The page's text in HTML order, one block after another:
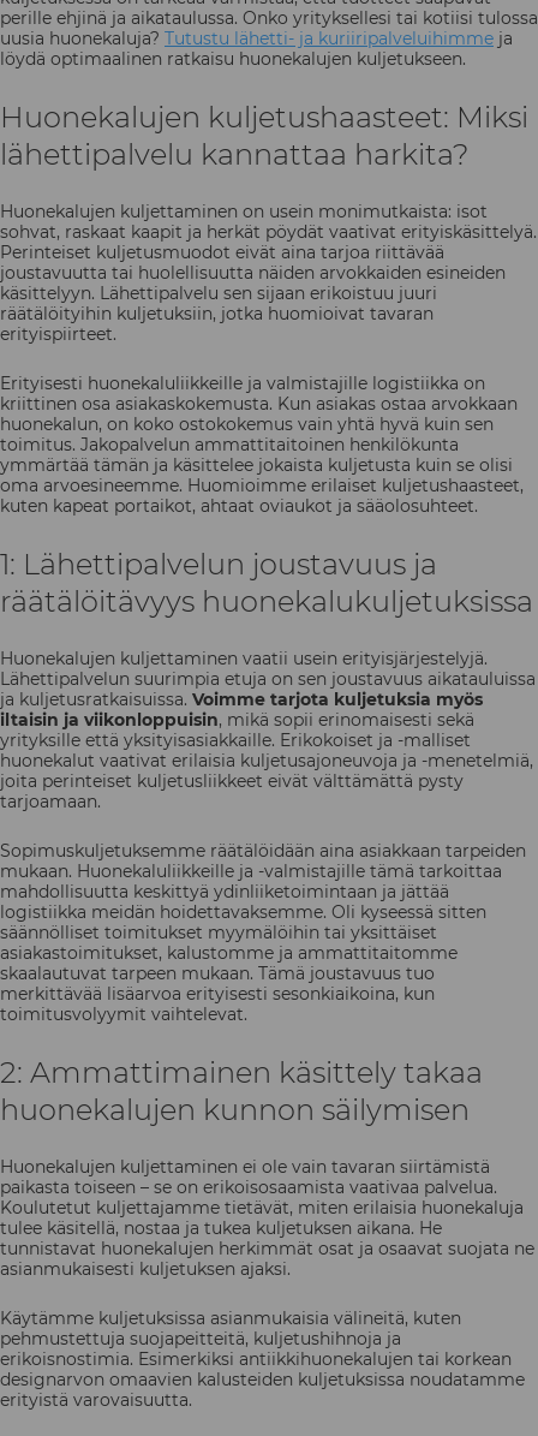
perille ehjinä ja aikataulussa. Onko yrityksellesi tai kotiisi tulossa
uusia huonekaluja? Tutustu lähetti- ja kuriiripalveluihimme ja
löydä optimaalinen ratkaisu huonekalujen kuljetukseen.
Huonekalujen kuljetushaasteet: Miksi
lähettipalvelu kannattaa harkita?
Huonekalujen kuljettaminen on usein monimutkaista: isot
sohvat, raskaat kaapit ja herkät pöydät vaativat erityiskäsittelyä.
Perinteiset kuljetusmuodot eivät aina tarjoa riittävää
joustavuutta tai huolellisuutta näiden arvokkaiden esineiden
käsittelyyn. Lähettipalvelu sen sijaan erikoistuu juuri
räätälöityihin kuljetuksiin, jotka huomioivat tavaran
erityispiirteet.
Erityisesti huonekaluliikkeille ja valmistajille logistiikka on
kriittinen osa asiakaskokemusta. Kun asiakas ostaa arvokkaan
huonekalun, on koko ostokokemus vain yhtä hyvä kuin sen
toimitus. Jakopalvelun ammattitaitoinen henkilökunta
ymmärtää tämän ja käsittelee jokaista kuljetusta kuin se olisi
oma arvoesineemme. Huomioimme erilaiset kuljetushaasteet,
kuten kapeat portaikot, ahtaat oviaukot ja sääolosuhteet.
1: Lähettipalvelun joustavuus ja
räätälöitävyys huonekalukuljetuksissa
Huonekalujen kuljettaminen vaatii usein erityisjärjestelyjä.
Lähettipalvelun suurimpia etuja on sen joustavuus aikatauluissa
ja kuljetusratkaisuissa. Voimme tarjota kuljetuksia myös
iltaisin ja viikonloppuisin, mikä sopii erinomaisesti sekä
yrityksille että yksityisasiakkaille. Erikokoiset ja -malliset
huonekalut vaativat erilaisia kuljetusajoneuvoja ja -menetelmiä,
joita perinteiset kuljetusliikkeet eivät välttämättä pysty
tarjoamaan.
Sopimuskuljetuksemme räätälöidään aina asiakkaan tarpeiden
mukaan. Huonekaluliikkeille ja -valmistajille tämä tarkoittaa
mahdollisuutta keskittyä ydinliiketoimintaan ja jättää
logistiikka meidän hoidettavaksemme. Oli kyseessä sitten
säännölliset toimitukset myymälöihin tai yksittäiset
asiakastoimitukset, kalustomme ja ammattitaitomme
skaalautuvat tarpeen mukaan. Tämä joustavuus tuo
merkittävää lisäarvoa erityisesti sesonkiaikoina, kun
toimitusvolyymit vaihtelevat.
2: Ammattimainen käsittely takaa
huonekalujen kunnon säilymisen
Huonekalujen kuljettaminen ei ole vain tavaran siirtämistä
paikasta toiseen – se on erikoisosaamista vaativaa palvelua.
Koulutetut kuljettajamme tietävät, miten erilaisia huonekaluja
tulee käsitellä, nostaa ja tukea kuljetuksen aikana. He
tunnistavat huonekalujen herkimmät osat ja osaavat suojata ne
asianmukaisesti kuljetuksen ajaksi.
Käytämme kuljetuksissa asianmukaisia välineitä, kuten
pehmustettuja suojapeitteitä, kuljetushihnoja ja
erikoisnostimia. Esimerkiksi antiikkihuonekalujen tai korkean
designarvon omaavien kalusteiden kuljetuksissa noudatamme
erityistä varovaisuutta.